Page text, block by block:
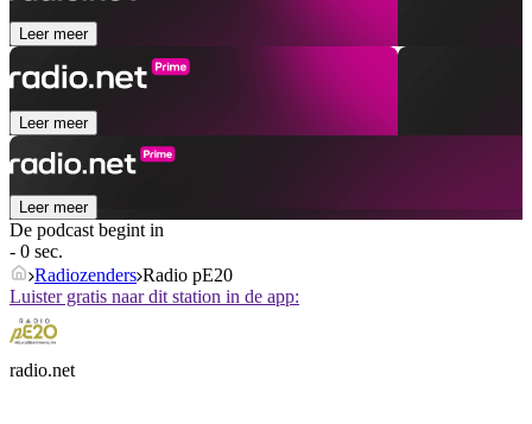
Leer meer
Leer meer
Leer meer
De podcast begint in
- 0 sec.
Radiozenders Radio pE20
Luister gratis naar dit station in de app:
radio.net